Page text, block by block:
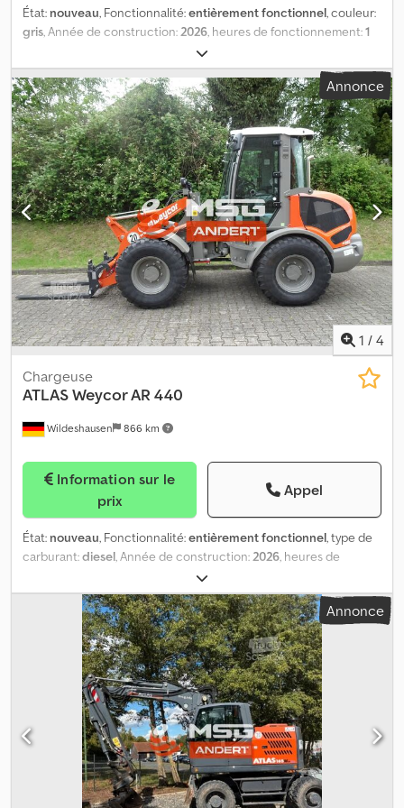
État: nouveau, Fonctionnalité:entièrement fonctionnel, couleur:
gris, Année de construction:2026, heures de fonctionnement:1
, ATLAS Weyhausen, chargeuse sur pneus AR360, première
édition Cinématique P, bras d’excavation à grande course -
système de fixation rapide EURO Caractéristiques techniques
Poids de la machine : 2700 kg Moteur : Marque : Kubota D 1803-CR
Puissance : 28 kW (38 ch) à 2700 tr/min Cylindrée : 1826 cm³
Nombre de cylindres : 3 en ligne Type : refroidi par eau Niveau
d’émissions : norme européenne V Équipement supplémentaire :
Dedpfx Aozr Hf Ujbyeck fourche à palettes de 1200 mm incluse
godet universel de 1400 mm inclus Sous réserve de vente de la
machine neuve en stock, modèle 2026. Erreurs et omissions
réservées.
Annonce
1 / 4
Wildeshausen 866 km
Chargeuse
ATLASWeycor AR 440
prix
Appel
État: nouveau, Fonctionnalité:entièrement fonctionnel, type de
carburant:diesel, Année de construction:2026, heures de
, ATLAS Weyhausen chargeuse à roues AR440
Données techniques Poids de la machine : 5450 kg Moteur :
Fabricant : Moteur diesel Deutz TD 2.9 L4 Puissance : 55,4 kW (75,3
ch) à 2200 tr/min Couple maximal : 260 Nm à 1600 tr/min Cylindrée
: 2920 cm³ Nombre de cylindres : 4 en ligne Type : refroidi par eau
Niveau d’émissions : Norme européenne V Dcsdpozr Hfzsfx Abyjk
Système de traitement des gaz d’échappement : DOC et filtre à
particules diesel (DPF) Équipement supplémentaire : Préparation
pour le montage d’un gyrophare avec câblage, interrupteur et
prise Préparation complète pour l’installation d’une radio, sans
radio, incluant les haut-parleurs et l’antenne Indicateur de
position de la benne par une tige sur le système de levage
Colonne de direction réglable en hauteur Siège avec appui-tête
Annonce